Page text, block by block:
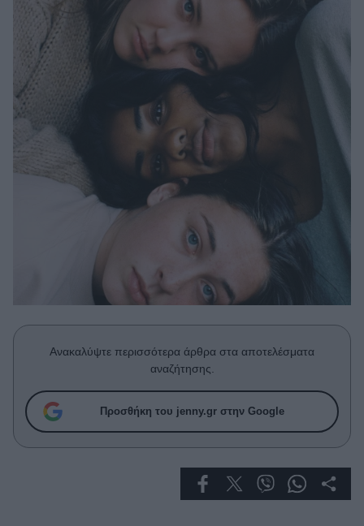
Ψυχολογία
Υγεία + Διατροφή
Σχέσεις & Σεξ
Fitness
Woman Power
Working Girl
Συνεντεύξεις
Who
True Stories
Ζώδια
Ανακαλύψτε περισσότερα άρθρα στα αποτελέσματα
αναζήτησης.
Προσθήκη του jenny.gr στην Google